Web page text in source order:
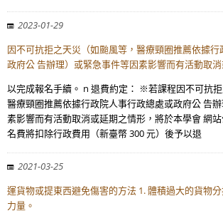
2023-01-29
因不可抗拒之天災（如颱風等，醫療頸圈推薦依據
政府公 告辦理）或緊急事件等因素影響而有活動取
以完成報名手續。 n 退費約定： ※若課程因不可抗拒
醫療頸圈推薦依據行政院人事行政總處或政府公 告
素影響而有活動取消或延期之情形，將於本學會 網
名費將扣除行政費用（新臺幣 300 元）後予以退
2021-03-25
運貨物或提東西避免傷害的方法 1. 體積過大的貨物
力量。